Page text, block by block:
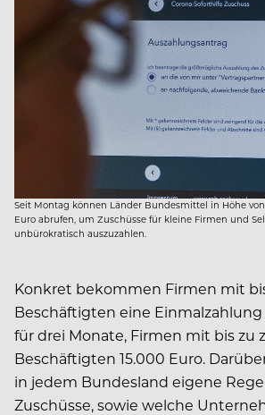
Seit Montag können Länder Bundesmittel in Höhe
Euro abrufen, um Zuschüsse für kleine Firmen und
unbürokratisch auszuzahlen.
Konkret bekommen Firmen mit
Beschäftigten eine
für drei Monate, Firmen mit bis zu
Beschäftigten 15.000 Euro.
in jedem Bundesland eigene
Zuschüsse, sowie welche